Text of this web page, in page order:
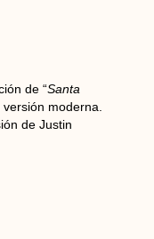
de “Santa
versión moderna.
de Justin